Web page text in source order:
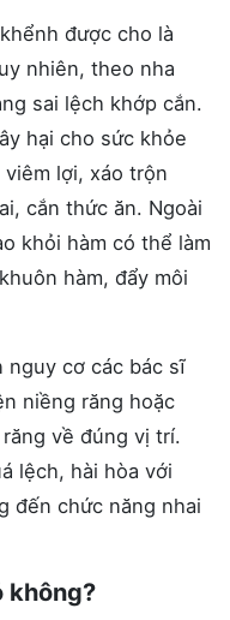
được cho là
nhiên, theo nha
sai lệch khớp cắn.
hại cho sức khỏe
lợi, xáo trộn
cắn thức ăn. Ngoài
khỏi hàm có thể làm
hàm, đẩy môi
nguy cơ các bác sĩ
niềng răng hoặc
về đúng vị trí.
lệch, hài hòa với
đến chức năng nhai
không?